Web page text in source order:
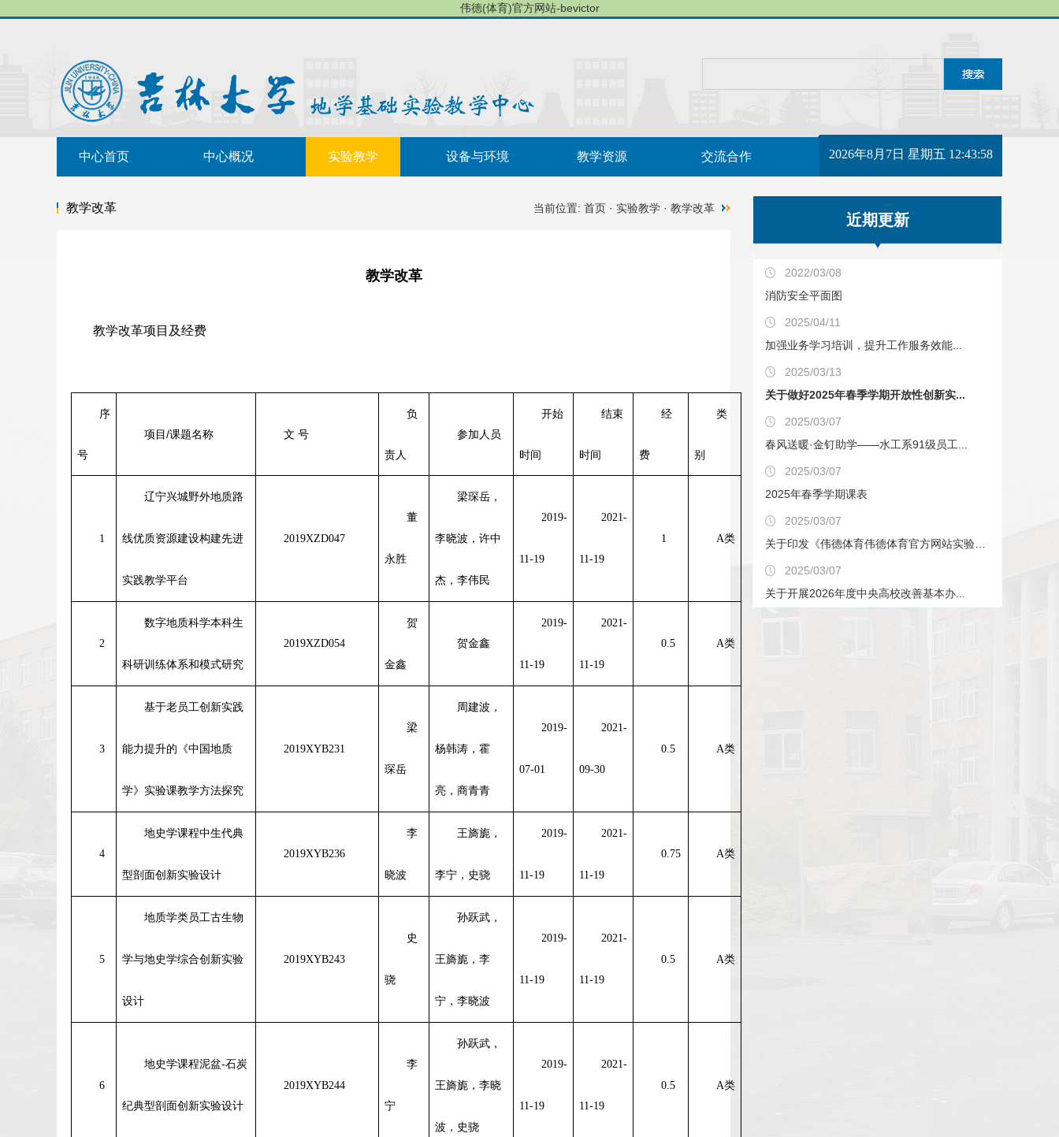
伟德(体育)官方网站-bevictor
2026年8月7日 星期五 12:43:59
中心首页 中心概况 实验教学 设备与环境 教学资源 交流合作
近期更新
2022/03/08
消防安全平面图
2025/04/11
加强业务学习培训，提升工作服务效能...
2025/03/13
关于做好2025年春季学期开放性创新实...
2025/03/07
春风送暖·金钉助学——水工系91级员工...
2025/03/07
2025年春季学期课表
2025/03/07
2025/03/07
关于开展2026年度中央高校改善基本办...
当前位置: 首页 · 实验教学 · 教学改革
教学改革
教学改革
教学改革项目及经费
序
号
项目/课题名称 文 号
负
责人
参加人员
开始
时间
结束
时间
经
费
类
别
1
辽宁兴城野外地质路
线优质资源建设构建先进
实践教学平台
2019XZD047
董
永胜
梁琛岳，
李晓波，许中
杰，李伟民
2019-
11-19
2021-
11-19
1 A类
2
数字地质科学本科生
科研训练体系和模式研究
2019XZD054
贺
金鑫
贺金鑫
2019-
11-19
2021-
11-19
0.5 A类
3
基于老员工创新实践
能力提升的《中国地质
学》实验课教学方法探究
2019XYB231
梁
琛岳
周建波，
杨韩涛，霍
亮，商青青
2019-
07-01
2021-
09-30
0.5 A类
4
地史学课程中生代典
型剖面创新实验设计
2019XYB236
李
晓波
王旖旎，
李宁，史骁
2019-
11-19
2021-
11-19
0.75 A类
5
地质学类员工古生物
学与地史学综合创新实验
设计
2019XYB243
史
骁
孙跃武，
王旖旎，李
宁，李晓波
2019-
11-19
2021-
11-19
0.5 A类
6
地史学课程泥盆-石炭
纪典型剖面创新实验设计
2019XYB244
李
宁
孙跃武，
王旖旎，李晓
波，史骁
2019-
11-19
2021-
11-19
0.5 A类